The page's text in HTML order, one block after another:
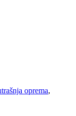
oprema,